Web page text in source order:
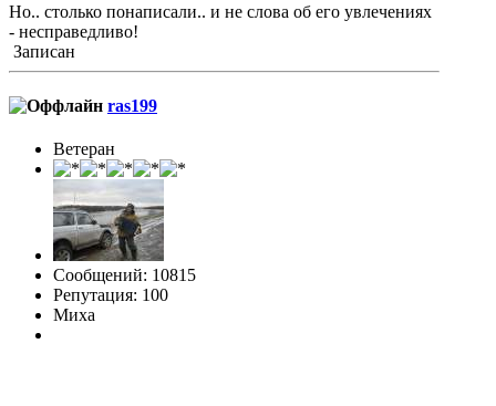
Но.. столько понаписали.. и не слова об его увлечениях
- несправедливо!
Записан
ras199
Ветеран
Сообщений: 10815
Репутация: 100
Миха